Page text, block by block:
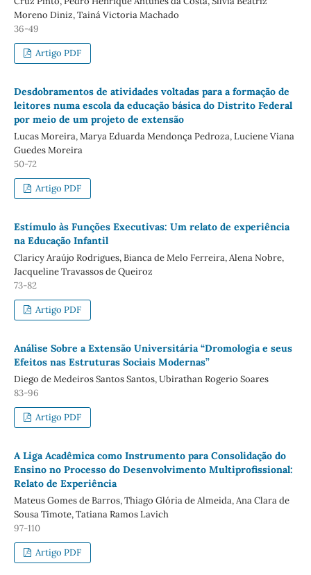
Moreno Diniz, Tainá Victoria Machado
36-49
Artigo PDF
Desdobramentos de atividades voltadas para a formação de
leitores numa escola da educação básica do Distrito Federal
por meio de um projeto de extensão
Lucas Moreira, Marya Eduarda Mendonça Pedroza, Luciene Viana
Guedes Moreira
50-72
Artigo PDF
Estímulo às Funções Executivas: Um relato de experiência
na Educação Infantil
Claricy Araújo Rodrigues, Bianca de Melo Ferreira, Alena Nobre,
Jacqueline Travassos de Queiroz
73-82
Artigo PDF
Análise Sobre a Extensão Universitária “Dromologia e seus
Efeitos nas Estruturas Sociais Modernas”
Diego de Medeiros Santos Santos, Ubirathan Rogerio Soares
83-96
Artigo PDF
A Liga Acadêmica como Instrumento para Consolidação do
Ensino no Processo do Desenvolvimento Multiprofissional:
Relato de Experiência
Mateus Gomes de Barros, Thiago Glória de Almeida, Ana Clara de
Sousa Timote, Tatiana Ramos Lavich
97-110
Artigo PDF